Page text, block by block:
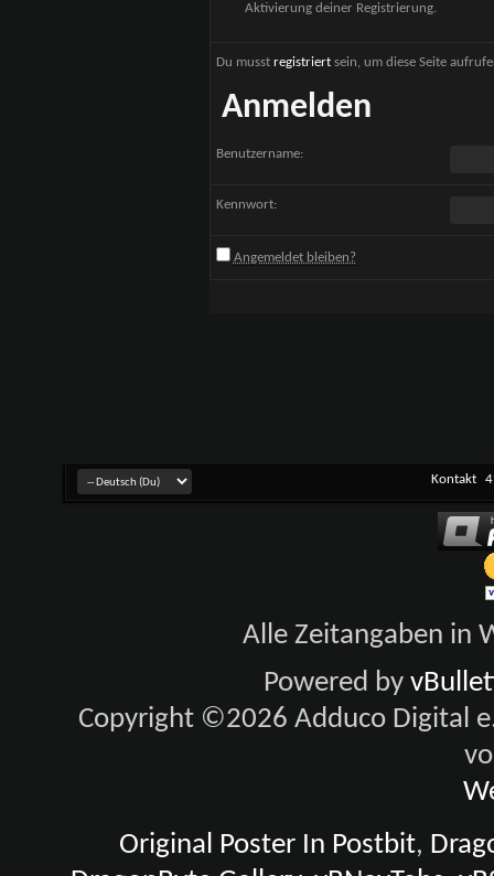
Aktivierung deiner Registrierung.
Du musst registriertsein, um diese Seite
Anmelden
Benutzername:
Kennwort:
Angemeldet bleiben?
Kontakt
Alle Zeitangaben in
Powered by
Copyright ©2026 Adduco Digital
Original Poster In Postbit,